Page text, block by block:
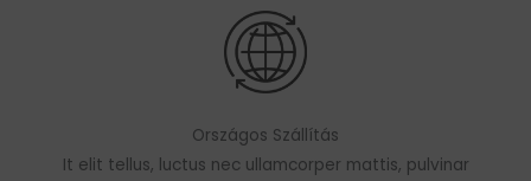
Országos Szállítás
It elit tellus, luctus nec ullamcorper mattis, pulvinar